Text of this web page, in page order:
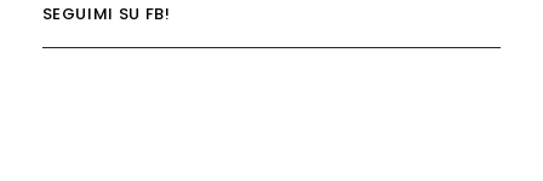
SEGUIMI SU FB!